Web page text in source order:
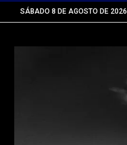
SÁBADO 8 DE AGOSTO DE 2026